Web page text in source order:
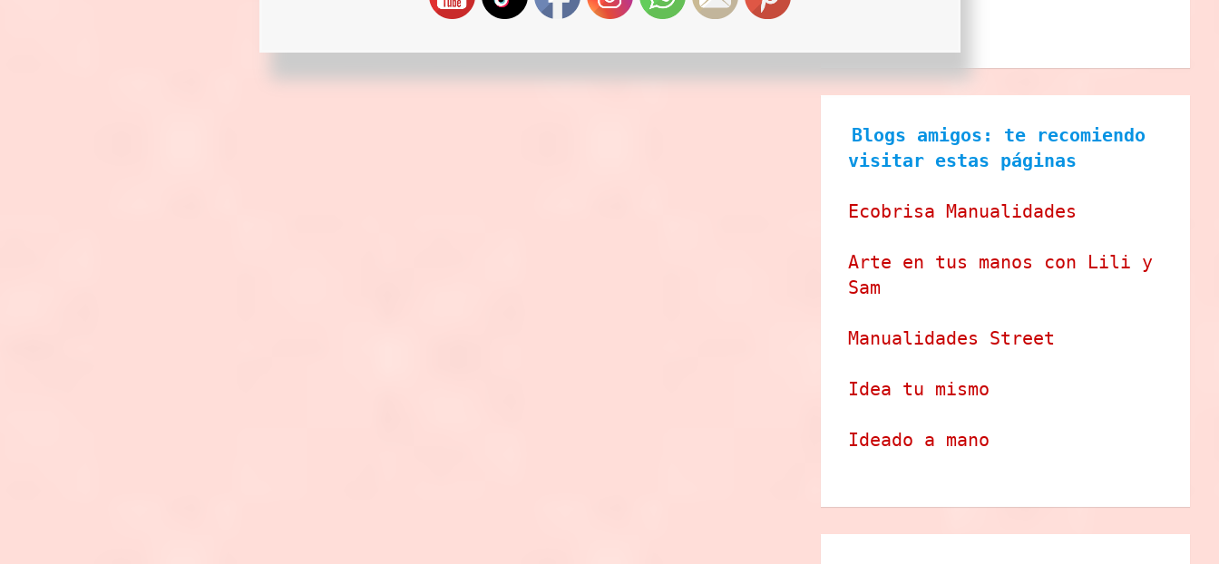
Blogs amigos: te recomiendo
visitar estas páginas
Ecobrisa Manualidades
Arte en tus manos con Lili y
Sam
Manualidades Street
Idea tu mismo
Ideado a mano